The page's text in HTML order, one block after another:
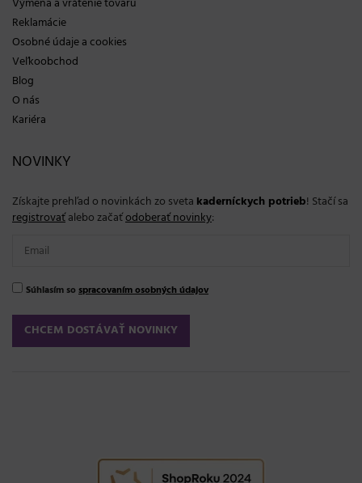
Reklamácie
Osobné údaje a cookies
Veľkoobchod
Blog
O nás
Kariéra
NOVINKY
Získajte prehľad o novinkách zo sveta kaderníckych potrieb! Stačí sa
registrovaťalebo začaťodoberať novinky:
Súhlasím so spracovaním osobných údajov